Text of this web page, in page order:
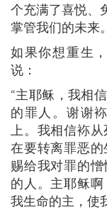
个充满了喜悦、
掌管我们的未来。
如果你想重生
说：
“主耶稣，我相
的罪人。谢谢
上。我相信袮
在要转离罪恶的
赐给我对罪的
的人。主耶稣
我生命的主，使